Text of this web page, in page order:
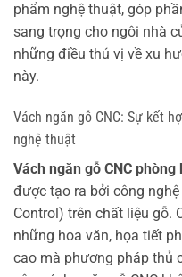
phẩm nghệ thuật, góp
sang trọng cho ngôi nhà
những điều thú vị về xu
này.
Vách ngăn gỗ CNC: Sự kết
nghệ thuật
Vách ngăn gỗ CNC
được tạo ra bởi công
Control) trên chất liệu gỗ.
những hoa văn, họa tiết
cao mà phương pháp thủ